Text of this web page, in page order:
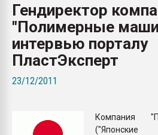
Гендиректор
"Полимерные
интервью порталу
ПластЭксперт
23/12/2011
Компания
("Японские